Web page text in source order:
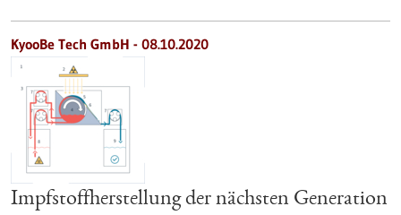
KyooBe Tech GmbH - 08.10.2020
Impfstoffherstellung der nächsten Generation